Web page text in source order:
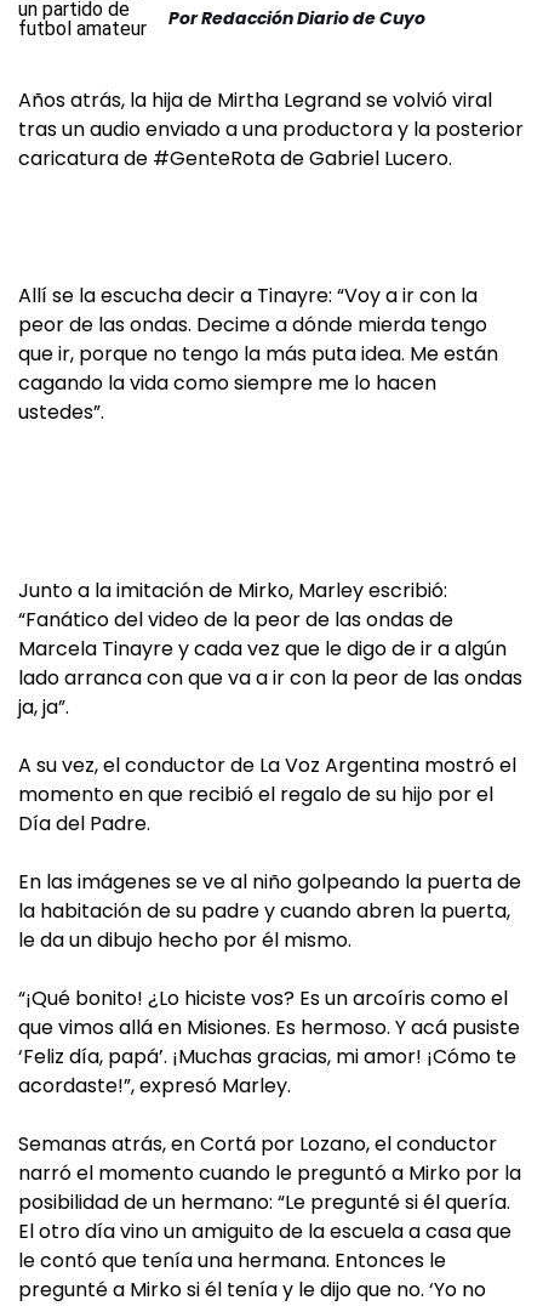
PorRedacción Diario de Cuyo
Años atrás, la hija de Mirtha Legrand se volvió viral
tras un audio enviado a una productora y la posterior
caricatura de #GenteRota de Gabriel Lucero.
Allí se la escucha decir a Tinayre: “Voy a ir con la
peor de las ondas. Decime a dónde mierda tengo
que ir, porque no tengo la más puta idea. Me están
cagando la vida como siempre me lo hacen
ustedes”.
Junto a la imitación de Mirko, Marley escribió:
“Fanático del video de la peor de las ondas de
Marcela Tinayre y cada vez que le digo de ir a algún
lado arranca con que va a ir con la peor de las ondas
ja, ja”.
A su vez, el conductor de La Voz Argentina mostró el
momento en que recibió el regalo de su hijo por el
Día del Padre.
En las imágenes se ve al niño golpeando la puerta de
la habitación de su padre y cuando abren la puerta,
le da un dibujo hecho por él mismo.
“¡Qué bonito! ¿Lo hiciste vos? Es un arcoíris como el
que vimos allá en Misiones. Es hermoso. Y acá pusiste
‘Feliz día, papá’. ¡Muchas gracias, mi amor! ¡Cómo te
acordaste!”, expresó Marley.
Semanas atrás, en Cortá por Lozano, el conductor
narró el momento cuando le preguntó a Mirko por la
posibilidad de un hermano: “Le pregunté si él quería.
El otro día vino un amiguito de la escuela a casa que
le contó que tenía una hermana. Entonces le
pregunté a Mirko si él tenía y le dijo que no. ‘Yo no